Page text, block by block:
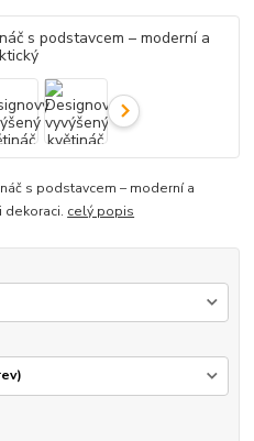
s podstavcem – moderní a
dekoraci. celý popis